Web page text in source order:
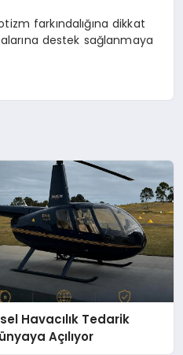
farkındalığına dikkat
destek sağlanmaya
Havacılık Tedarik
Açılıyor